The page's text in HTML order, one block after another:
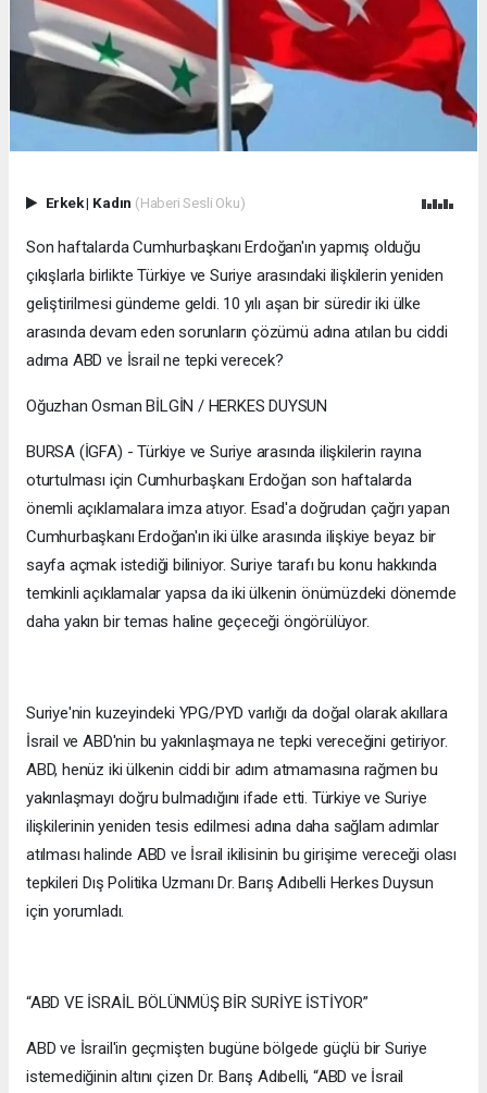
Erkek| Kadın (Haberi Sesli Oku)
Son haftalarda Cumhurbaşkanı Erdoğan'ın yapmış olduğu
çıkışlarla birlikte Türkiye ve Suriye arasındaki ilişkilerin yeniden
geliştirilmesi gündeme geldi. 10 yılı aşan bir süredir iki ülke
arasında devam eden sorunların çözümü adına atılan bu ciddi
adıma ABD ve İsrail ne tepki verecek?
Oğuzhan Osman BİLGİN / HERKES DUYSUN
BURSA (İGFA) - Türkiye ve Suriye arasında ilişkilerin rayına
oturtulması için Cumhurbaşkanı Erdoğan son haftalarda
önemli açıklamalara imza atıyor. Esad'a doğrudan çağrı yapan
Cumhurbaşkanı Erdoğan'ın iki ülke arasında ilişkiye beyaz bir
sayfa açmak istediği biliniyor. Suriye tarafı bu konu hakkında
temkinli açıklamalar yapsa da iki ülkenin önümüzdeki dönemde
daha yakın bir temas haline geçeceği öngörülüyor.
Suriye'nin kuzeyindeki YPG/PYD varlığı da doğal olarak akıllara
İsrail ve ABD'nin bu yakınlaşmaya ne tepki vereceğini getiriyor.
ABD, henüz iki ülkenin ciddi bir adım atmamasına rağmen bu
yakınlaşmayı doğru bulmadığını ifade etti. Türkiye ve Suriye
ilişkilerinin yeniden tesis edilmesi adına daha sağlam adımlar
atılması halinde ABD ve İsrail ikilisinin bu girişime vereceği olası
tepkileri Dış Politika Uzmanı Dr. Barış Adıbelli Herkes Duysun
için yorumladı.
“ABD VE İSRAİL BÖLÜNMÜŞ BİR SURİYE İSTİYOR”
ABD ve İsrail'in geçmişten bugüne bölgede güçlü bir Suriye
istemediğinin altını çizen Dr. Barış Adıbelli, “ABD ve İsrail